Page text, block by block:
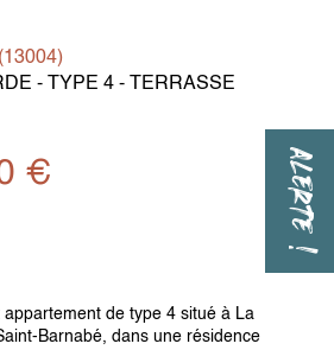
ALERTE !
- TYPE 4 - TERRASSE
€
appartement de type 4 situé à La
Barnabé, dans une résidence